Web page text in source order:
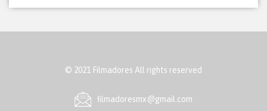
© 2021 Filmadores All rights reserved
ﬁlmadoresmx@gmail.com